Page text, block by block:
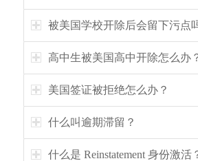
被美国学校开除后会留下污点
高中生被美国高中开除怎么办
美国签证被拒绝怎么办？
什么叫逾期滞留？
什么是 Reinstatement 身份激活